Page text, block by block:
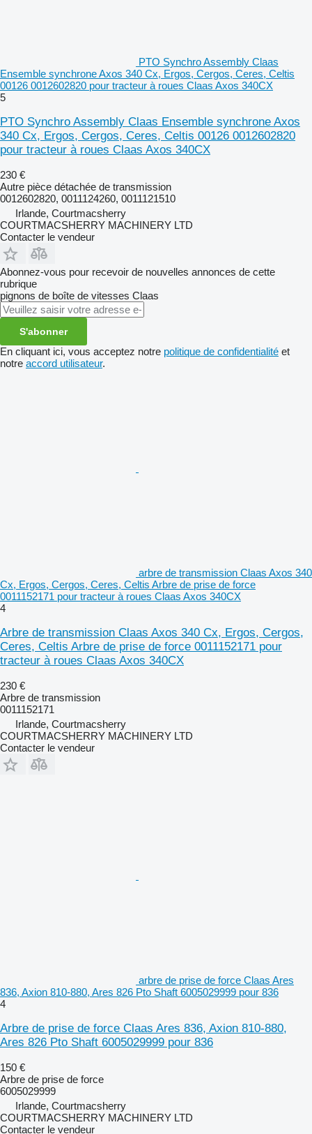
PTO Synchro Assembly Claas
Ensemble synchrone Axos 340 Cx, Ergos, Cergos, Ceres, Celtis
00126 0012602820 pour tracteur à roues Claas Axos 340CX
5
PTO Synchro Assembly Claas Ensemble synchrone Axos
340 Cx, Ergos, Cergos, Ceres, Celtis 00126 0012602820
pour tracteur à roues Claas Axos 340CX
230 €
Autre pièce détachée de transmission
0012602820, 0011124260, 0011121510
Irlande, Courtmacsherry
COURTMACSHERRY MACHINERY LTD
Contacter le vendeur
Abonnez-vous pour recevoir de nouvelles annonces de cette
rubrique
pignons de boîte de vitesses Claas
S'abonner
En cliquant ici, vous acceptez notre politique de confidentialité et
notre accord utilisateur.
arbre de transmission Claas Axos 340
Cx, Ergos, Cergos, Ceres, Celtis Arbre de prise de force
0011152171 pour tracteur à roues Claas Axos 340CX
4
Arbre de transmission Claas Axos 340 Cx, Ergos, Cergos,
Ceres, Celtis Arbre de prise de force 0011152171 pour
tracteur à roues Claas Axos 340CX
230 €
Arbre de transmission
0011152171
Irlande, Courtmacsherry
COURTMACSHERRY MACHINERY LTD
Contacter le vendeur
arbre de prise de force Claas Ares
836, Axion 810-880, Ares 826 Pto Shaft 6005029999 pour 836
4
Arbre de prise de force Claas Ares 836, Axion 810-880,
Ares 826 Pto Shaft 6005029999 pour 836
150 €
Arbre de prise de force
6005029999
Irlande, Courtmacsherry
COURTMACSHERRY MACHINERY LTD
Contacter le vendeur